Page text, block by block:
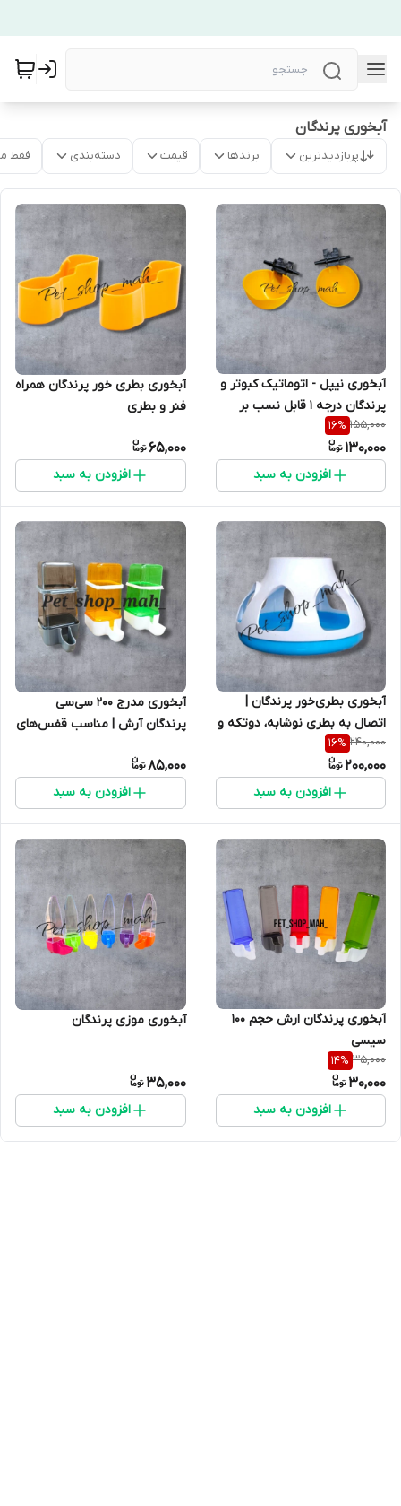
آبخوری پرندگان
پربازدیدترین برندها قیمت دسته‌بندی فقط
آبخوری نیپل - اتوماتیک کبوتر و
پرندگان درجه 1 قابل نسب بر
روی قفس پرندگان
155,000
16%
130,000
افزودن به سبد
آبخوری بطری خور پرندگان همراه
فنر و بطری
65,000
افزودن به سبد
آبخوری بطری‌خور پرندگان |
اتصال به بطری نوشابه، دو‌تکه و
تهیه شده از مواد درجه 1
240,000
16%
200,000
افزودن به سبد
آبخوری مدرج ۲۰۰ سی‌سی
پرندگان آرش | مناسب قفس‌های
85,000
افزودن به سبد
آبخوری پرندگان ارش حجم 100
سیسی
35,000
14%
30,000
افزودن به سبد
آبخوری موزی پرندگان
35,000
افزودن به سبد